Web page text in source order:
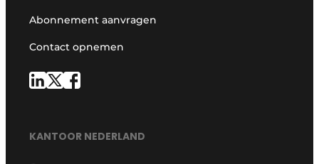
Abonnement aanvragen
Contact opnemen
KANTOOR NEDERLAND